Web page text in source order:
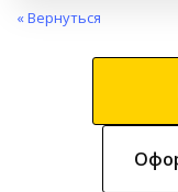
« Вернуться